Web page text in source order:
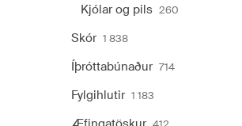
Kjólar og pils 260
Skór 1 838
Íþróttabúnaður 714
Fylgihlutir 1 183